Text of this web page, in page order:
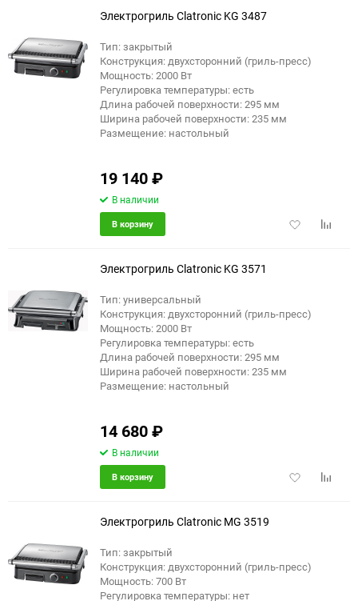
Электрогриль Clatronic KG 3487
Тип: закрытый
Конструкция: двухсторонний (гриль-пресс)
Мощность: 2000 Вт
Регулировка температуры: есть
Длина рабочей поверхности: 295 мм
Ширина рабочей поверхности: 235 мм
Размещение: настольный
19 140₽
В наличии
Добавить
В корзину
Электрогриль Clatronic KG 3571
Тип: универсальный
Конструкция: двухсторонний (гриль-пресс)
Мощность: 2000 Вт
Регулировка температуры: есть
Длина рабочей поверхности: 295 мм
Ширина рабочей поверхности: 235 мм
Размещение: настольный
14 680₽
В наличии
Добавить
В корзину
Электрогриль Clatronic MG 3519
Тип: закрытый
Конструкция: двухсторонний (гриль-пресс)
Мощность: 700 Вт
Регулировка температуры: нет